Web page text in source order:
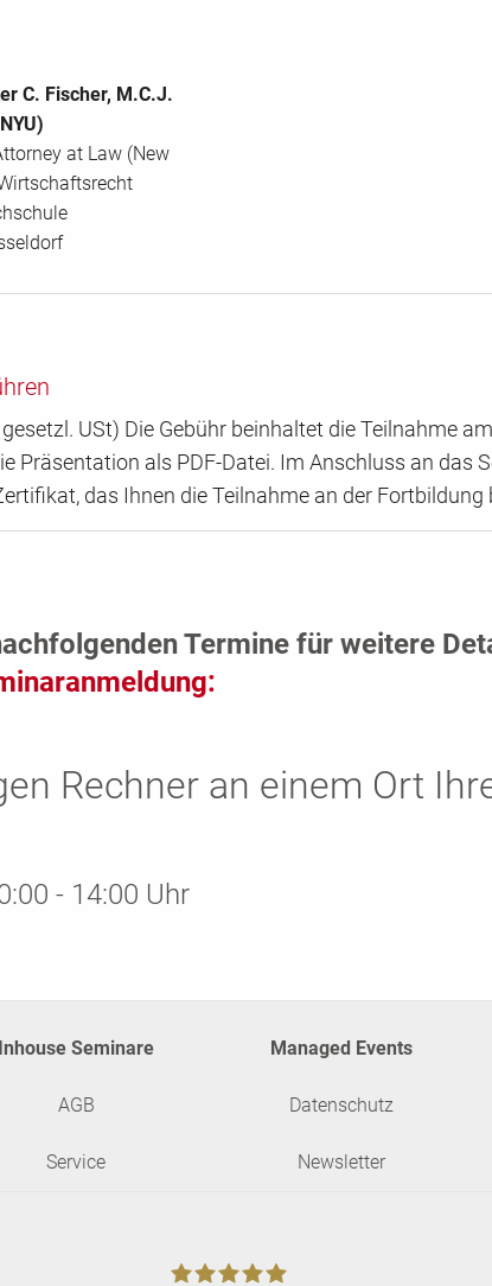
C. Fischer, M.C.J.
at Law (New
USt) Die Gebühr beinhaltet die Teilnahme
Präsentation als PDF-Datei. Im Anschluss an das
das Ihnen die Teilnahme an der
Termine für weitere
Rechner an einem Ort
- 14:00 Uhr
Inhouse Seminare Managed Events
AGB Datenschutz
Service Newsletter